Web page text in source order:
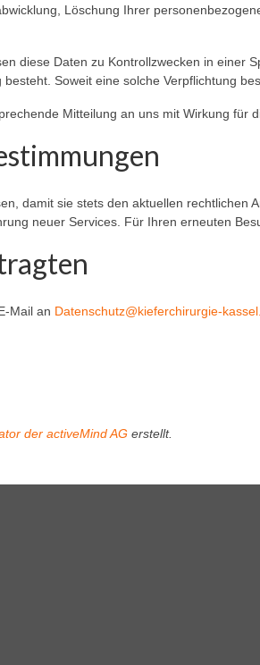
Löschung Ihrer
diese Daten zu Kontrollzwecken in einer
Soweit eine solche Verpflichtung
Mitteilung an uns mit Wirkung für
damit sie stets den aktuellen rechtlichen
neuer Services. Für Ihren erneuten
Mail an Datenschutz@kieferchirurgie-
der activeMind AG erstellt.